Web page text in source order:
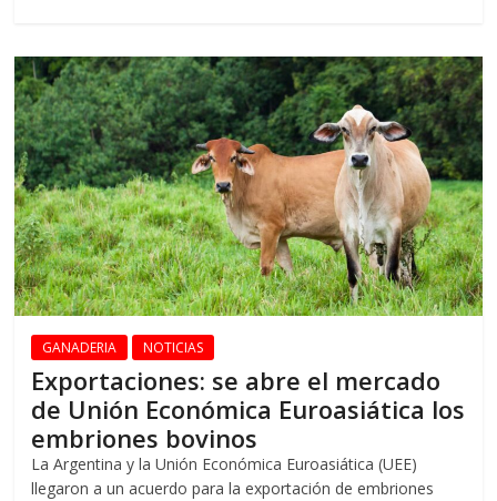
GANADERIA NOTICIAS
Exportaciones: se abre el mercado
de Unión Económica Euroasiática los
embriones bovinos
La Argentina y la Unión Económica Euroasiática (UEE)
llegaron a un acuerdo para la exportación de embriones